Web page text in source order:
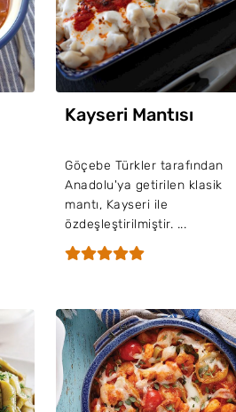
Kayseri Mantısı
Göçebe Türkler tarafından
Anadolu'ya getirilen klasik
mantı, Kayseri ile
özdeşleştirilmiştir. ...